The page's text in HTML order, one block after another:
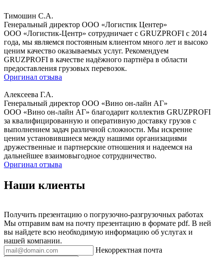
Тимошин С.А.
Генеральный директор ООО «Логистик Центер»
ООО «Логистик-Центр» сотрудничает с GRUZPROFI с 2014
года, мы являемся постоянным клиентом много лет и высоко
ценим качество оказываемых услуг. Рекомендуем
GRUZPROFI в качестве надёжного партнёра в области
предоставления грузовых перевозок.
Оригинал отзыва
Алексеева Г.А.
Генеральный директор ООО «Вино он-лайн АГ»
ООО «Вино он-лайн АГ» благодарит коллектив GRUZPROFI
за квалифицированную и оперативную доставку грузов с
выполнением задач различной сложности. Мы искренне
ценим установившиеся между нашими организациями
дружественные и партнерские отношения и надеемся на
дальнейшее взаимовыгодное сотрудничество.
Оригинал отзыва
Наши клиенты
Получить презентацию о погрузочно-разгрузочных работах
Мы отправим вам на почту презентацию в формате pdf. В ней
вы найдете всю необходимую информацию об услугах и
нашей компании.
Некорректная почта